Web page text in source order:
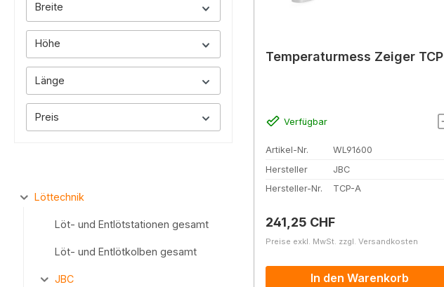
Breite
Höhe
Länge
Preis
Löttechnik
Löt- und Entlötstationen gesamt
Löt- und Entlötkolben gesamt
JBC
Temperaturmess Zeiger TCP
Verfügbar
Artikel-Nr.
WL91600
Hersteller
JBC
Hersteller-Nr.
TCP-A
Regulärer Preis:
241,25 CHF
Preise exkl. MwSt. zzgl. Versandkosten
In den Warenkorb